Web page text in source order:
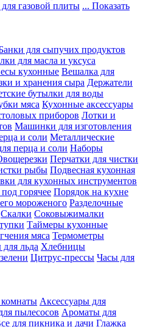
газовой плиты ... Показать
для сыпучих продуктов
для масла и уксуса
кухонные Вешалка для
и хранения сыра Держатели
бутылки для воды
мяса Кухонные аксессуары
приборов Лотки и
Машинки для изготовления
и соли Металлические
перца и соли Наборы
Перчатки для чистки
рыбы Подвесная кухонная
для кухонных инструментов
горячее Порядок на кухне
мороженого Разделочные
Скалки Соковыжималки
Таймеры кухонные
мяса Термометры
льда Хлебницы
Цитрус-прессы Часы для
Аксессуары для
пылесосов Ароматы для
для пикника и дачи Глажка